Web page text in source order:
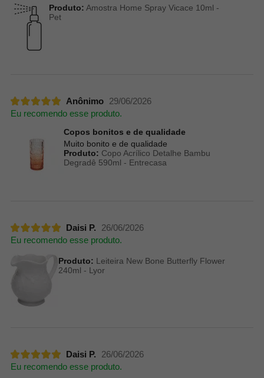
Produto: Amostra Home Spray Vicace 10ml -
Pet
Anônimo
29/06/2026
Eu recomendo esse produto.
Copos bonitos e de qualidade
Muito bonito e de qualidade
Produto: Copo Acrílico Detalhe Bambu
Degradê 590ml - Entrecasa
Daisi P.
26/06/2026
Eu recomendo esse produto.
Produto: Leiteira New Bone Butterfly Flower
240ml - Lyor
Daisi P.
26/06/2026
Eu recomendo esse produto.